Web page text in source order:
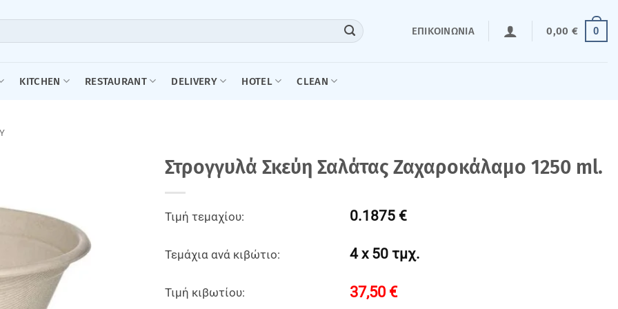
ΕΠΙΚΟΙΝΩΝΊΑ 0,00 € 0
KITCHEN RESTAURANT DELIVERY HOTEL CLEAN
Στρογγυλά Σκεύη Σαλάτας Ζαχαροκάλαμο 1250 ml.
Τιμή τεμαχίου: 0.1875 €
Τεμάχια ανά κιβώτιο: 4 x 50 τμχ.
Τιμή κιβωτίου: 37,50 €